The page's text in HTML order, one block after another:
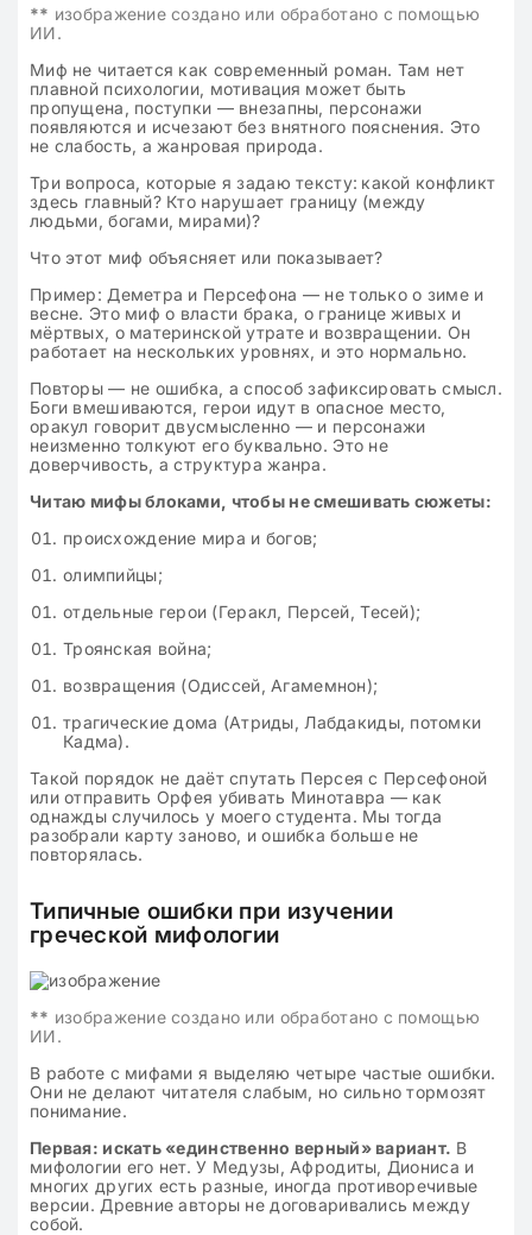
** изображение создано или обработано с помощью
ИИ.
Миф не читается как современный роман. Там нет
плавной психологии, мотивация может быть
пропущена, поступки — внезапны, персонажи
появляются и исчезают без внятного пояснения. Это
не слабость, а жанровая природа.
Три вопроса, которые я задаю тексту: какой конфликт
здесь главный? Кто нарушает границу (между
людьми, богами, мирами)?
Что этот миф объясняет или показывает?
Пример: Деметра и Персефона — не только о зиме и
весне. Это миф о власти брака, о границе живых и
мёртвых, о материнской утрате и возвращении. Он
работает на нескольких уровнях, и это нормально.
Повторы — не ошибка, а способ зафиксировать смысл.
Боги вмешиваются, герои идут в опасное место,
оракул говорит двусмысленно — и персонажи
неизменно толкуют его буквально. Это не
доверчивость, а структура жанра.
Читаю мифы блоками, чтобы не смешивать сюжеты:
происхождение мира и богов;
олимпийцы;
отдельные герои (Геракл, Персей, Тесей);
Троянская война;
возвращения (Одиссей, Агамемнон);
трагические дома (Атриды, Лабдакиды, потомки
Кадма).
Такой порядок не даёт спутать Персея с Персефоной
или отправить Орфея убивать Минотавра — как
однажды случилось у моего студента. Мы тогда
разобрали карту заново, и ошибка больше не
повторялась.
Типичные ошибки при изучении
греческой мифологии
** изображение создано или обработано с помощью
ИИ.
В работе с мифами я выделяю четыре частые ошибки.
Они не делают читателя слабым, но сильно тормозят
понимание.
Первая: искать «единственно верный» вариант. В
мифологии его нет. У Медузы, Афродиты, Диониса и
многих других есть разные, иногда противоречивые
версии. Древние авторы не договаривались между
собой.